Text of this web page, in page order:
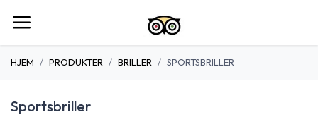
HJEM PRODUKTER BRILLER SPORTSBRILLER
Sportsbriller